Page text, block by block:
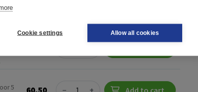
|
5
Quantity
− + Add to cart
Cookie settings Allow all cookies